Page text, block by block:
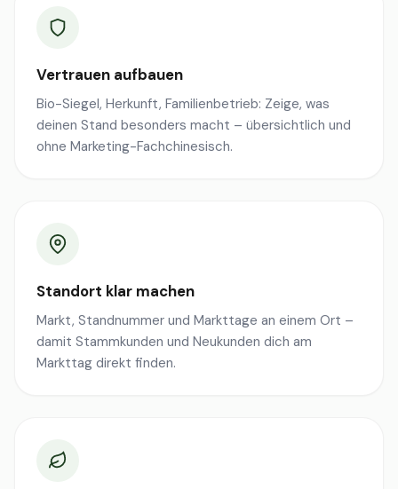
Vertrauen aufbauen
Bio-Siegel, Herkunft, Familienbetrieb: Zeige, was
deinen Stand besonders macht – übersichtlich und
ohne Marketing-Fachchinesisch.
Standort klar machen
Markt, Standnummer und Markttage an einem Ort –
damit Stammkunden und Neukunden dich am
Markttag direkt finden.